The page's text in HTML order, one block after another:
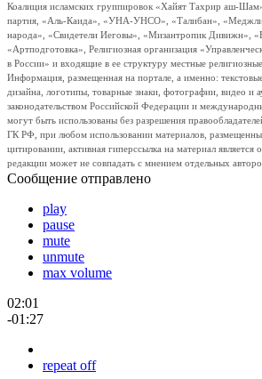
Коалиция исламских группировок «Хайят Тахрир аш-
партия, «Аль-Каида», «УНА-УНСО», «Талибан»,
народа», «Свидетели Иеговы», «Мизантропик Дивижн»,
«Артподготовка», Религиозная организация
в России» и входящие в ее структуру местные
Информация, размещенная на портале, а именно:
дизайна, логотипы, товарные знаки, фотографии, видео и
законодательством Российской Федерации и
могут быть использованы без разрешения
ГК РФ, при любом использовании материалов,
цитировании, активная гиперссылка на материал является
редакции может не совпадать с мнением отдельных
Сообщение отправлено
play
pause
mute
unmute
max volume
02:01
-01:27
repeat off